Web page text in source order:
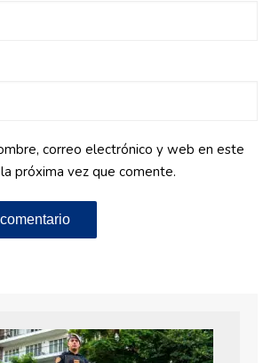
correo electrónico y web en este
próxima vez que comente.